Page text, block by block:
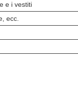
e i vestiti
ecc.